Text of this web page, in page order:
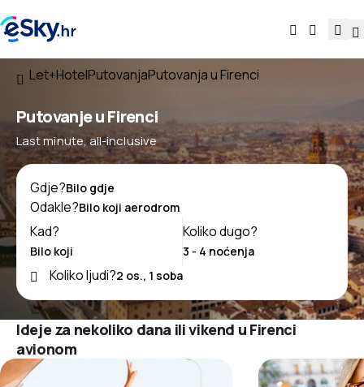
Let+HotelPutovanjaPutovanja u Firenci
Putovanje u Firenci
Last minute, all-inclusive
Gdje?
Odakle?
Kad?
Koliko dugo?
Koliko ljudi?
Ideje za nekoliko dana ili vikend u Firenci
avionom